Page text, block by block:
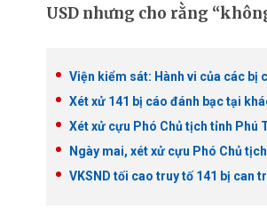
USD nhưng cho rằng
Viện kiểm sát: Hành vi của các bị
Xét xử 141 bị cáo đánh bạc tại
Xét xử cựu Phó Chủ tịch tỉnh Phú
Ngày mai, xét xử cựu Phó Chủ
VKSND tối cao truy tố 141 bị can